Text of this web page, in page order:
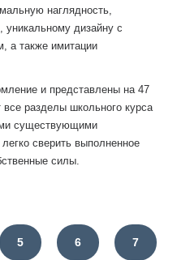
наглядность,
дизайну с
а также имитации
и представлены на 47
разделы школьного курса
существующими
сверить выполненное
силы.
5 6 7